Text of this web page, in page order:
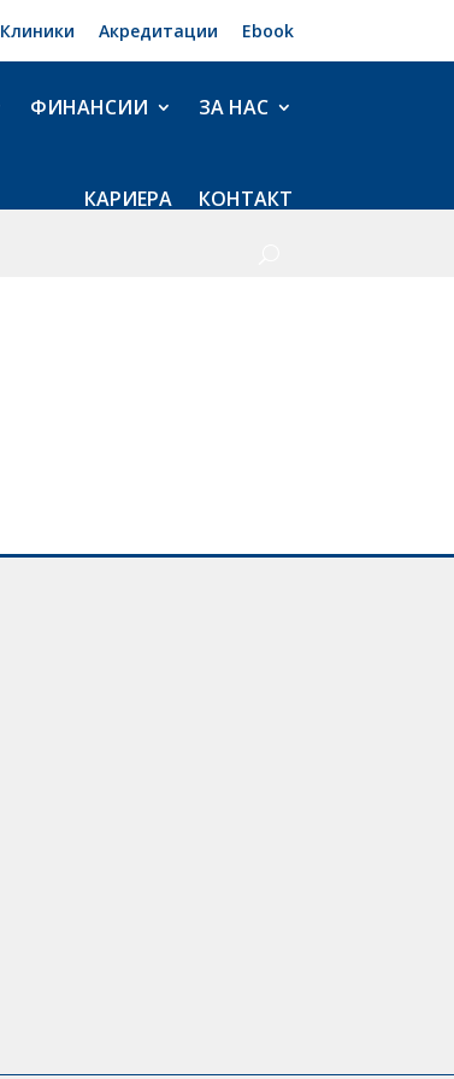
Клиники Акредитации Ebook
ФИНАНСИИ ЗА НАС
КАРИЕРА КОНТАКТ